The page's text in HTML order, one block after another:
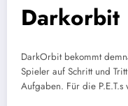
Darkorbit
DarkOrbit bekommt
Spieler auf Schritt und
Aufgaben. Für die